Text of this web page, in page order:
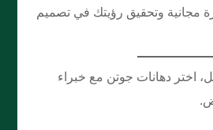
مجانية وتحقيق رؤيتك في تصميم
اختر دهانات جوتن مع خبراء